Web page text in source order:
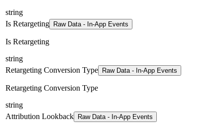
string
Is Retargeting
Raw Data - In-App Events
Is Retargeting
string
Retargeting Conversion Type
Raw Data - In-App Events
Retargeting Conversion Type
string
Attribution Lookback
Raw Data - In-App Events